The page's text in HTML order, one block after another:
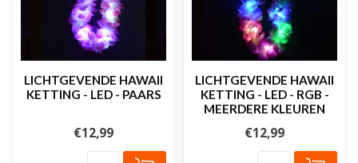
LICHTGEVENDE HAWAII
KETTING - LED - PAARS
€12,99
LICHTGEVENDE HAWAII
KETTING - LED - RGB -
MEERDERE KLEUREN
€12,99